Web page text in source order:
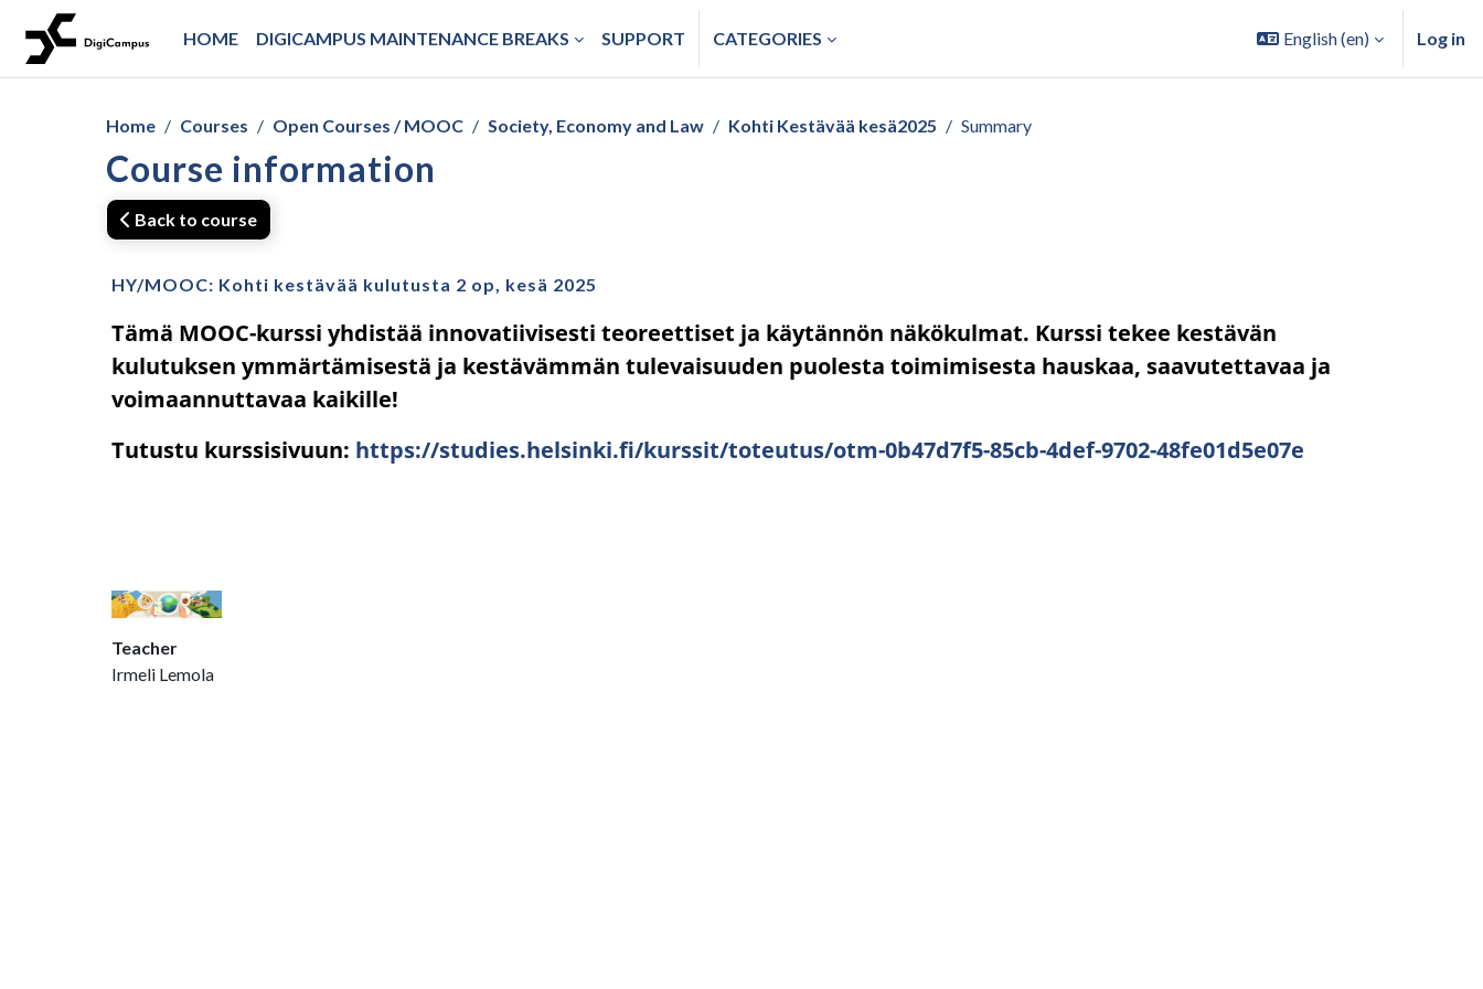
Skip to main content
HOME
DIGICAMPUS MAINTENANCE BREAKS SUPPORT CATEGORIES English ‎(en)‎ Log in
Home Courses Open Courses / MOOC Society, Economy and Law Kohti Kestävää kesä2025 Summary
Course information
Back to course
HY/MOOC: Kohti kestävää kulutusta 2 op, kesä 2025
Tämä MOOC-kurssi yhdistää innovatiivisesti teoreettiset ja käytännön näkökulmat. Kurssi tekee kestävän
kulutuksen ymmärtämisestä ja kestävämmän tulevaisuuden puolesta toimimisesta hauskaa, saavutettavaa ja
voimaannuttavaa kaikille!
Tutustu kurssisivuun: https://studies.helsinki.fi/kurssit/toteutus/otm-0b47d7f5-85cb-4def-9702-48fe01d5e07e
Teacher
Irmeli Lemola